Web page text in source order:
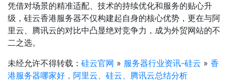
凭借对场景的精准适配、技术的持续优化和服务的贴心升
级，硅云香港服务器不仅构建起自身的核心优势，更在与阿
里云、腾讯云的对比中凸显绝对竞争力，成为外贸网站的不
二之选。
未经允许不得转载： 硅云官网 » 服务器行业资讯-硅云 » 香
港服务器哪家好，阿里云、硅云、腾讯云总结分析